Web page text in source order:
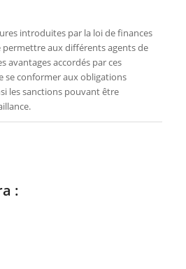
introduites par la loi de finances
permettre aux différents agents de
avantages accordés par ces
se conformer aux obligations
les sanctions pouvant être
: